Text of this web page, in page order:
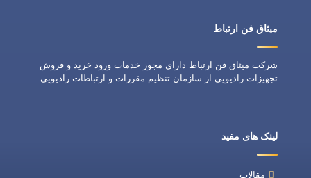
میثاق فن ارتباط
شرکت میثاق فن ارتباط دارای مجوز خدمات ورود خرید و فروش
تجهیزات رادیویی از سازمان تنظیم مقررات و ارتباطات رادیویی
لینک های مفید
مقالات